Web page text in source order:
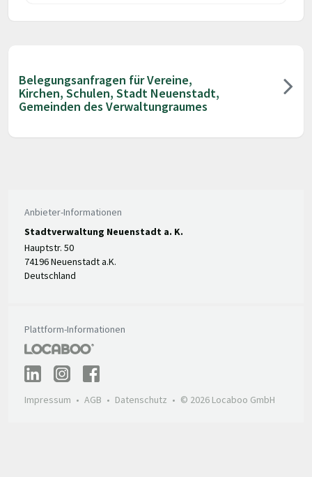
Belegungsanfragen für Vereine,
Kirchen, Schulen, Stadt Neuenstadt,
Gemeinden des Verwaltungraumes
Anbieter-Informationen
Stadtverwaltung Neuenstadt a. K.
Hauptstr. 50
74196 Neuenstadt a.K.
Deutschland
Plattform-Informationen
Impressum AGB Datenschutz © 2026 Locaboo GmbH